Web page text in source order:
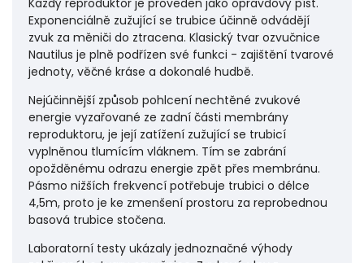
Exponenciálně zužující se trubice účinně odvádějí
zvuk za měniči do ztracena. Klasický tvar ozvučnice
Nautilus je plně podřízen své funkci - zajištění tvarové
jednoty, věčné kráse a dokonalé hudbě.
Nejúčinnější způsob pohlcení nechtěné zvukové
energie vyzařované ze zadní části membrány
reproduktoru, je její zatížení zužující se trubicí
vyplněnou tlumícím vláknem. Tím se zabrání
opožděnému odrazu energie zpět přes membránu.
Pásmo nižších frekvencí potřebuje trubici o délce
4,5m, proto je ke zmenšení prostoru za reprobednou
basová trubice stočena.
Laboratorní testy ukázaly jednoznačné výhody